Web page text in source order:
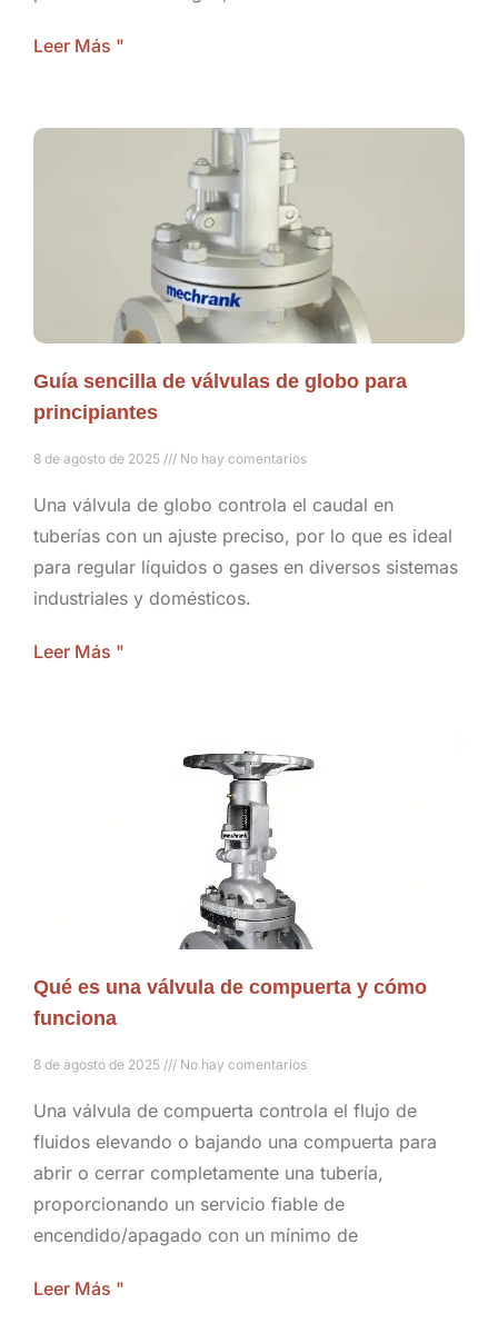
Leer Más "
Guía sencilla de válvulas de globo para
principiantes
8 de agosto de 2025 No hay comentarios
Una válvula de globo controla el caudal en
tuberías con un ajuste preciso, por lo que es ideal
para regular líquidos o gases en diversos sistemas
industriales y domésticos.
Leer Más "
Qué es una válvula de compuerta y cómo
funciona
8 de agosto de 2025 No hay comentarios
Una válvula de compuerta controla el flujo de
fluidos elevando o bajando una compuerta para
abrir o cerrar completamente una tubería,
proporcionando un servicio fiable de
encendido/apagado con un mínimo de
Leer Más "